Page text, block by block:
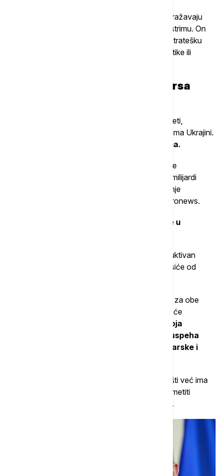
Po Hegeduševom mišljenju, ciljevi Mađarske odražavaju
nastojanje da se zemlja približi evropskom mejnstrimu. On
ne vidi ambiciju da Mađarska preuzme vodeću stratešku
ulogu u oblikovanju evropske bezbednosne politike ili
Ukrajina - lakmus test novog kursa
Da li će političko preusmeravanje Mađarske uspeti,
verovatno će se pokazati kroz njenu politiku prema Ukrajini.
Izazov se, prema Hegedušu, krije u detaljima.
Iako je Mađarova vlada već odustala od blokade
finansijskog paketa EU za Ukrajinu vrednog 90 milijardi
evra, Budimpešta i dalje odbija da podrži otvaranje
pregovora o pristupanju EU sa Kijevom, piše Euronews.
Razlog je spor oko prava mađarske manjine u
Da li će Mađarska ubuduće delovati kao konstruktivan
partner ili će ponovo igrati ulogu kočničara zavisiće od
"Da li će to dovesti do kompromisa prihvatljivog za obe
strane pre sastanka Evropskog saveta u junu, ili će
Budimpešta ponovo ostati u ulozi države koja
opstruiše procese, u velikoj meri zavisi od uspeha
tekućih bilateralnih pregovora između Mađarske i
Po njegovoj proceni, promena vlasti u Budimpešti već ima
uticaj i izvan same Mađarske. Sada se mogu primetiti
stavovi naklonjeniji Ukrajini u Slovačkoj i Češkoj.